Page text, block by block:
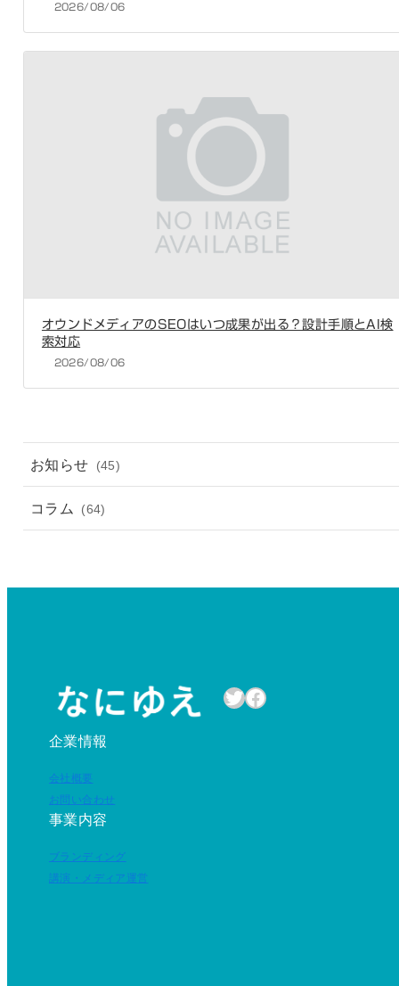
2026/08/06
オウンドメディアのSEOはいつ成果が出る？設計手順とAI検
索対応
2026/08/06
お知らせ (45)
コラム (64)
Twitter
Facebook
企業情報
会社概要
お問い合わせ
事業内容
ブランディング
講演・メディア運営